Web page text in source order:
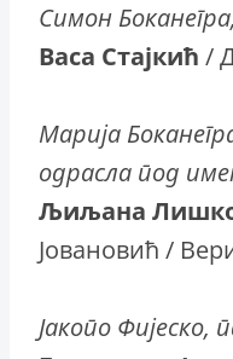
Симон
Васа Стајкић /
Марија
одрасла под
Љиљана
Јовановић /
Јакопо